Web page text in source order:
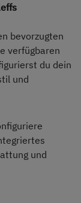
bevorzugten
verfügbaren
du dein
und
und